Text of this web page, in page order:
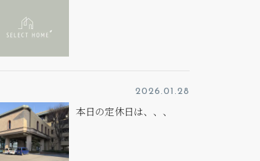
2026.01.28
本日の定休日は、、、